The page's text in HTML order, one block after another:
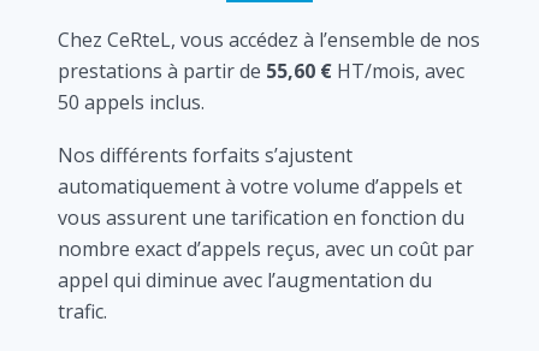
Chez CeRteL, vous accédez à l’ensemble de nos
prestations à partir de 55,60 € HT/mois, avec
50 appels inclus.
Nos différents forfaits s’ajustent
automatiquement à votre volume d’appels et
vous assurent une tarification en fonction du
nombre exact d’appels reçus, avec un coût par
appel qui diminue avec l’augmentation du
trafic.